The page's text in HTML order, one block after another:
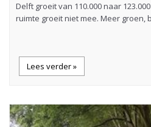
Delft groeit van 110.000 naar
ruimte groeit niet mee. Meer groen,
Lees verder »